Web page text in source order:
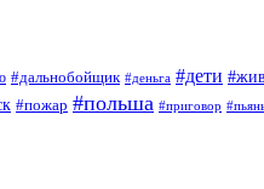
#дальнобойщик #деньга #дети
#пожар #польша #приговор